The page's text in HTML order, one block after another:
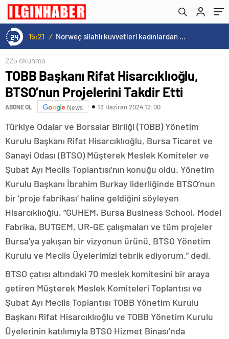
15:20 / Cristiano Ronaldo’nun akıllara zarar tüm kariyerinin istatistiğini çıkardık !
225 okunma
TOBB Başkanı Rifat Hisarcıklıoğlu,
BTSO’nun Projelerini Takdir Etti
ABONE OL News 13 Haziran 2024 12:00
Türkiye Odalar ve Borsalar Birliği (TOBB) Yönetim
Kurulu Başkanı Rifat Hisarcıklıoğlu, Bursa Ticaret ve
Sanayi Odası (BTSO) Müşterek Meslek Komiteler ve
Şubat Ayı Meclis Toplantısı’nın konuğu oldu. Yönetim
Kurulu Başkanı İbrahim Burkay liderliğinde BTSO’nun
bir ‘proje fabrikası’ haline geldiğini söyleyen
Hisarcıklıoğlu, “GUHEM, Bursa Business School, Model
Fabrika, BUTGEM, UR-GE çalışmaları ve tüm projeler
Bursa’ya yakışan bir vizyonun ürünü. BTSO Yönetim
Kurulu ve Meclis Üyelerimizi tebrik ediyorum.” dedi.
BTSO çatısı altındaki 70 meslek komitesini bir araya
getiren Müşterek Meslek Komiteleri Toplantısı ve
Şubat Ayı Meclis Toplantısı TOBB Yönetim Kurulu
Başkanı Rifat Hisarcıklıoğlu ve TOBB Yönetim Kurulu
Üyelerinin katılımıyla BTSO Hizmet Binası’nda